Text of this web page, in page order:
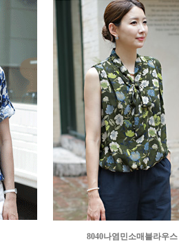
8040나염민소매블라우스